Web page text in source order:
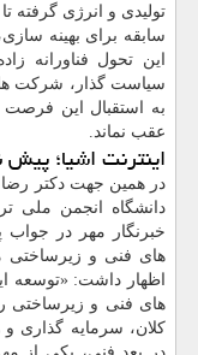
تولیدی و انرژی
سابقه برای بهینه
این تحول فناورانه
سیاست گذار، شرکت
به استقبال این فرصت
عقب نماند.
اینترنت اشیا؛ پیش
در همین جهت دکتر رضا
دانشگاه انجمن ملی
خبرنگار مهر در
های فنی و زیرساختی
اظهار داشت: «توسعه
های فنی و زیرساختی
کلان، سرمایه
در بعد فنی، یکی از